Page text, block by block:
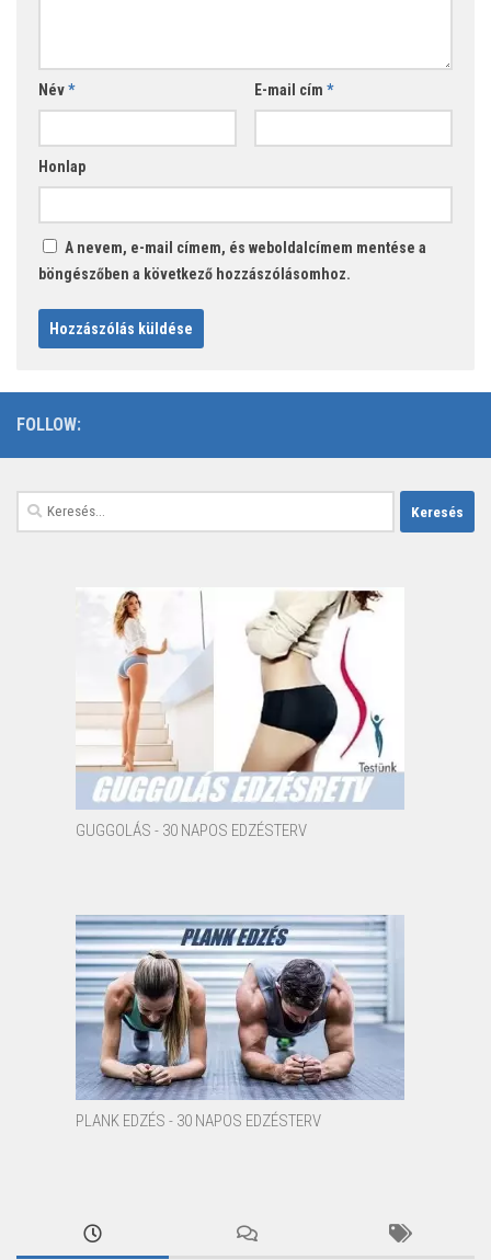
Név* E-mail cím *
Honlap
A nevem, e-mail címem, és weboldalcímem mentése a
böngészőben a következő hozzászólásomhoz.
FOLLOW:
Keresés:
GUGGOLÁS - 30 NAPOS EDZÉSTERV
PLANK EDZÉS - 30 NAPOS EDZÉSTERV